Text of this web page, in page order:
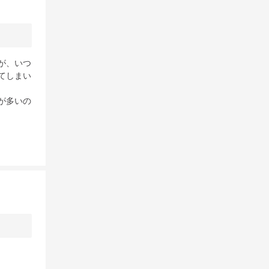
、いつ
しまい
多いの